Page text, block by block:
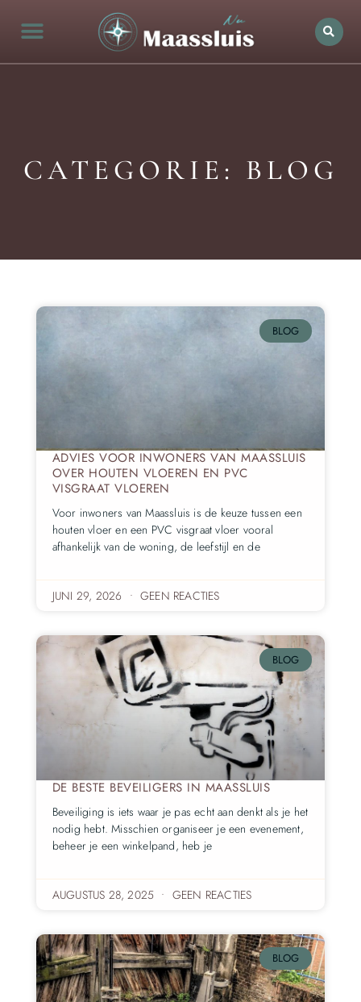
CATEGORIE: BLOG
BLOG
ADVIES VOOR INWONERS VAN MAASSLUIS
OVER HOUTEN VLOEREN EN PVC
VISGRAAT VLOEREN
Voor inwoners van Maassluis is de keuze tussen een
houten vloer en een PVC visgraat vloer vooral
afhankelijk van de woning, de leefstijl en de
JUNI 29, 2026 GEEN REACTIES
BLOG
DE BESTE BEVEILIGERS IN MAASSLUIS
Beveiliging is iets waar je pas echt aan denkt als je het
nodig hebt. Misschien organiseer je een evenement,
beheer je een winkelpand, heb je
AUGUSTUS 28, 2025 GEEN REACTIES
BLOG